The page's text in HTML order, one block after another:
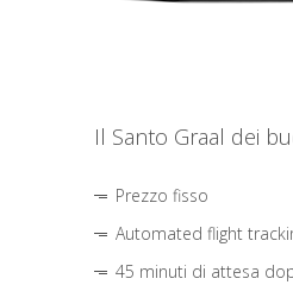
Il Santo Graal dei
Prezzo fisso
Automated flight
45 minuti di attesa